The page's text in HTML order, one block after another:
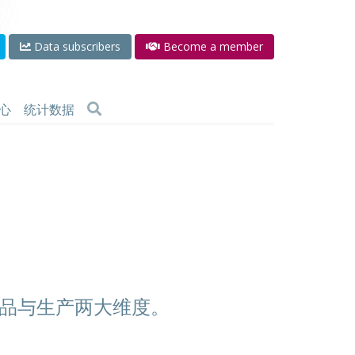
Data subscribers Become a member
统计数据
生产两大维度。